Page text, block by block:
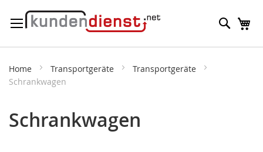
zum
Suche
Home Transportgeräte
Transportgeräte
Schrankwagen
Schrankwagen